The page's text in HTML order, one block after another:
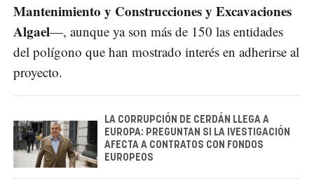
Mantenimiento y Construcciones y Excavaciones
Algael—, aunque ya son más de 150 las entidades
del polígono que han mostrado interés en adherirse al
proyecto.
LA CORRUPCIÓN DE CERDÁN LLEGA A
EUROPA: PREGUNTAN SI LA IVESTIGACIÓN
AFECTA A CONTRATOS CON FONDOS
EUROPEOS